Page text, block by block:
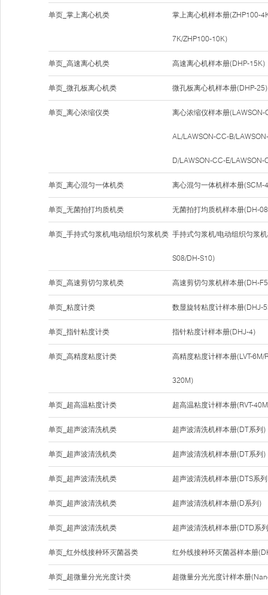
单页_掌上离心机类 掌上离心机样本册(ZHP100-
7K/ZHP100-10K)
单页_高速离心机类 高速离心机样本册(DHP-15K)
单页_微孔板离心机类 微孔板离心机样本册(DHP-25)
单页_离心浓缩仪类 离心浓缩仪样本册
AL/LAWSON-CC-B/
D/LAWSON-CC-E/
单页_离心混匀一体机类 离心混匀一体机样本册(SCM-
单页_无菌拍打均质机类 无菌拍打均质机样本册(DH-
单页_手持式匀浆机/电动组织匀浆机类 手持式匀浆机/电动组织匀浆
S08/DH-S10)
单页_高速剪切匀浆机类 高速剪切匀浆机样本册(DH-
单页_粘度计类 数显旋转粘度计样本册(DHJ-
单页_指针粘度计类 指针粘度计样本册(DHJ-4)
单页_高精度粘度计类 高精度粘度计样本册(LVT-6M/
320M)
单页_超高温粘度计类 超高温粘度计样本册(RVT-
单页_超声波清洗机类 超声波清洗机样本册(DT系列)
单页_超声波清洗机类 超声波清洗机样本册(DT系列)
单页_超声波清洗机类 超声波清洗机样本册(DTS系
单页_超声波清洗机类 超声波清洗机样本册(D系列)
单页_超声波清洗机类 超声波清洗机样本册(DTD系
单页_红外线接种环灭菌器类 红外线接种环灭菌器样本册
单页_超微量分光光度计类 超微量分光光度计样本册